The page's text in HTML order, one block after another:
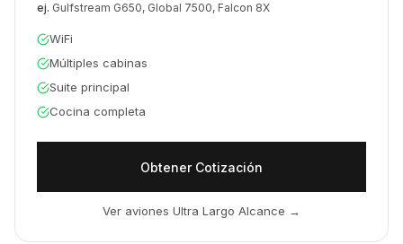
ej. Gulfstream G650, Global 7500, Falcon 8X
WiFi
Múltiples cabinas
Suite principal
Cocina completa
Obtener Cotización
Ver aviones Ultra Largo Alcance →